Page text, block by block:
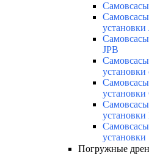
установки
JPB
установки
Погружные